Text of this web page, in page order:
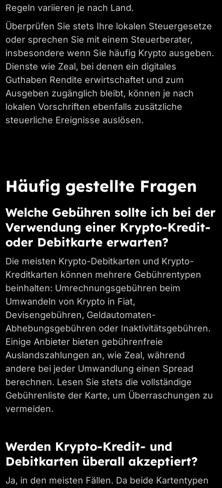
Regeln variieren je nach Land.
Überprüfen Sie stets Ihre lokalen Steuergesetze
oder sprechen Sie mit einem Steuerberater,
insbesondere wenn Sie häufig Krypto ausgeben.
Dienste wie Zeal, bei denen ein digitales
Guthaben Rendite erwirtschaftet und zum
Ausgeben zugänglich bleibt, können je nach
lokalen Vorschriften ebenfalls zusätzliche
steuerliche Ereignisse auslösen.
Häufig gestellte Fragen
Welche Gebühren sollte ich bei der
Verwendung einer Krypto-Kredit-
oder Debitkarte erwarten?
Die meisten Krypto-Debitkarten und Krypto-
Kreditkarten können mehrere Gebührentypen
beinhalten: Umrechnungsgebühren beim
Umwandeln von Krypto in Fiat,
Devisengebühren, Geldautomaten-
Abhebungsgebühren oder Inaktivitätsgebühren.
Einige Anbieter bieten gebührenfreie
Auslandszahlungen an, wie Zeal, während
andere bei jeder Umwandlung einen Spread
berechnen. Lesen Sie stets die vollständige
Gebührenliste der Karte, um Überraschungen zu
vermeiden.
Werden Krypto-Kredit- und
Debitkarten überall akzeptiert?
Ja, in den meisten Fällen. Da beide Kartentypen